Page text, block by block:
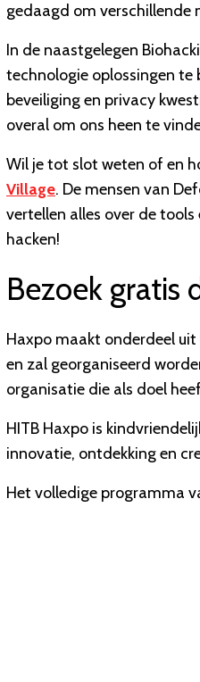
gedaagd om verschillende
In de naastgelegen
technologie oplossingen te
beveiliging en privacy
overal om ons heen te
Wil je tot slot weten of en
Village. De mensen van
vertellen alles over de
hacken!
Bezoek gratis
Haxpo maakt onderdeel uit
en zal georganiseerd
organisatie die als doel
HITB Haxpo is
innovatie, ontdekking en
Het volledige programma